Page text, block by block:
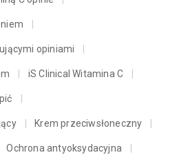
opiniami
iS Clinical Witamina C
Krem przeciwsłoneczny
Ochrona antyoksydacyjna